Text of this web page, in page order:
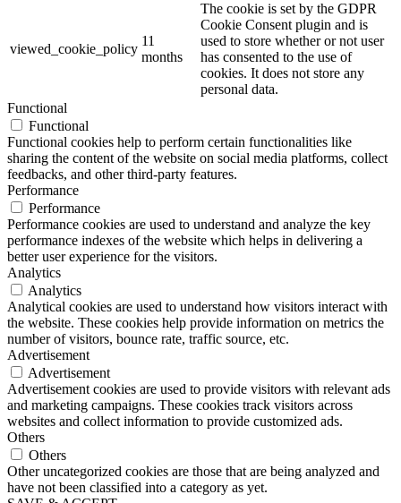
viewed_cookie_policy
11
months
The cookie is set by the GDPR
Cookie Consent plugin and is
used to store whether or not user
has consented to the use of
cookies. It does not store any
personal data.
Functional
Functional
Functional cookies help to perform certain functionalities like
sharing the content of the website on social media platforms, collect
feedbacks, and other third-party features.
Performance
Performance
Performance cookies are used to understand and analyze the key
performance indexes of the website which helps in delivering a
better user experience for the visitors.
Analytics
Analytics
Analytical cookies are used to understand how visitors interact with
the website. These cookies help provide information on metrics the
number of visitors, bounce rate, traffic source, etc.
Advertisement
Advertisement
Advertisement cookies are used to provide visitors with relevant ads
and marketing campaigns. These cookies track visitors across
websites and collect information to provide customized ads.
Others
Others
Other uncategorized cookies are those that are being analyzed and
have not been classified into a category as yet.